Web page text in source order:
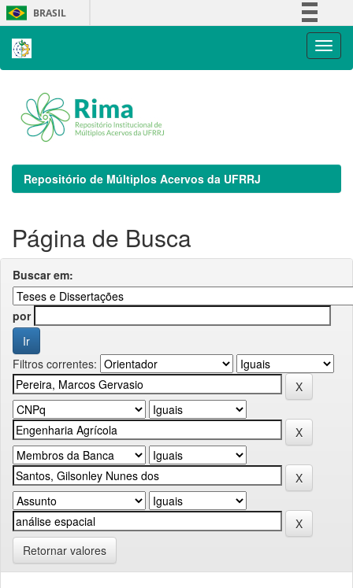
Skip
navigation
BRASIL
Repositório de Múltiplos Acervos da UFRRJ
Página de Busca
Buscar em:
por
Filtros correntes:
Retornar valores